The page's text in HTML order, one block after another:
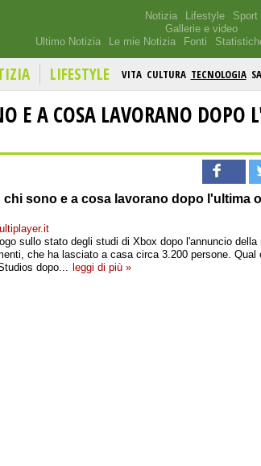
Notizia Lifestyle
Sport
Gallerie e video
Ultimo Notizia
Le mie Notizia Fonti
LIFESTYLE VITA CULTURA TECNOLOGIA
E A COSA LAVORANO DOPO
sono e a cosa lavorano dopo l'ultima
sullo stato degli studi di Xbox dopo l'annuncio
che ha lasciato a casa circa 3.200 persone. Qual
dopo...
leggi di più »